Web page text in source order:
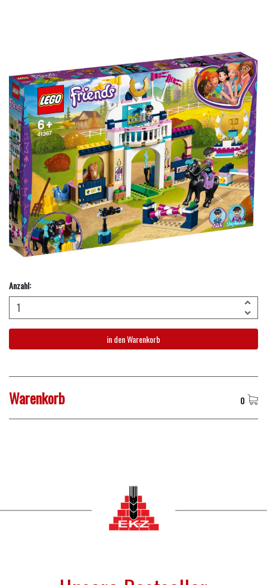
Warenkorb 0
Anzahl:
in den Warenkorb